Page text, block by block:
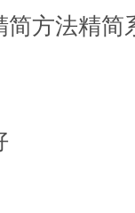
方法精